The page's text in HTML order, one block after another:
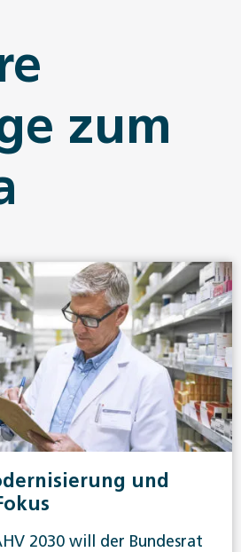
zum
und
2030 will der Bundesrat